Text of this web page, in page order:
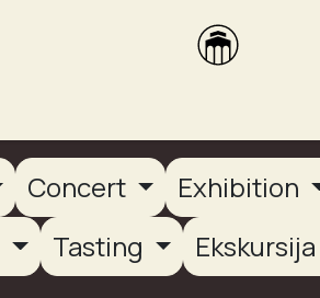
Concert Exhibition
Tasting Ekskursija